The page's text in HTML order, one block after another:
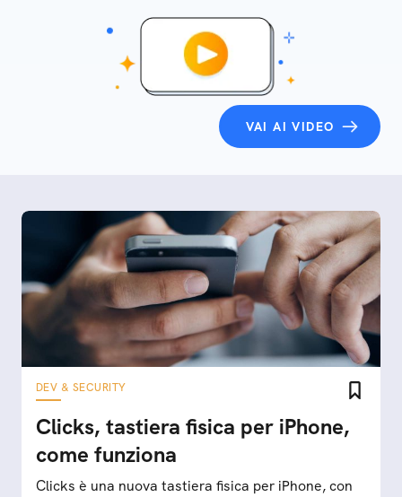
VAI AI VIDEO
DEV & SECURITY
Clicks, tastiera fisica per iPhone,
come funziona
Clicks è una nuova tastiera fisica per iPhone, con